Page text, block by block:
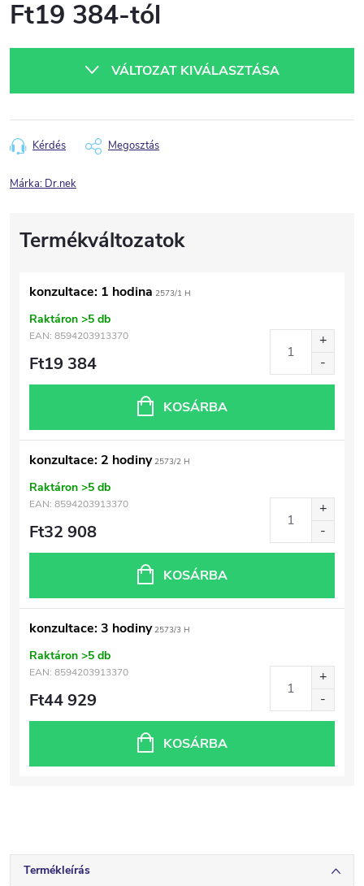
Ft19 384-tól
VÁLTOZAT KIVÁLASZTÁSA
Kérdés Megosztás
Márka: Dr.nek
konzultace: 1 hodina 2573/1 H
Raktáron >5 db
EAN: 8594203913370
Ft19 384
KOSÁRBA
konzultace: 2 hodiny2573/2 H
Raktáron >5 db
EAN: 8594203913370
Ft32 908
KOSÁRBA
konzultace: 3 hodiny2573/3 H
Raktáron >5 db
EAN: 8594203913370
Ft44 929
KOSÁRBA
Termékleírás